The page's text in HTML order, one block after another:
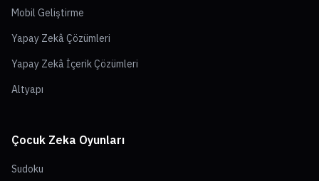
Mobil Geliştirme
Yapay Zekâ Çözümleri
Yapay Zekâ İçerik Çözümleri
Altyapı
Çocuk Zeka Oyunları
Sudoku